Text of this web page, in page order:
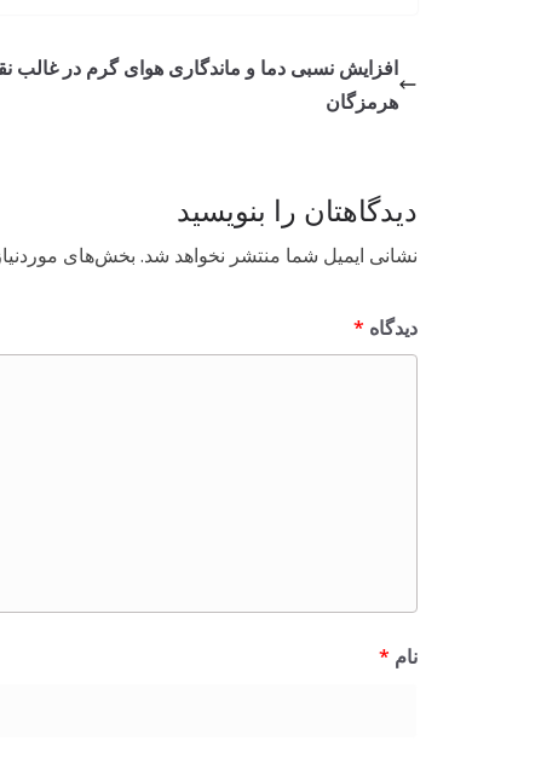
افزایش نسبی دما و ماندگاری هوای گرم در غالب
هرمزگان
دیدگاهتان را بنویسید
نشانی ایمیل شما منتشر نخواهد شد. بخش‌های
دیدگاه *
نام *